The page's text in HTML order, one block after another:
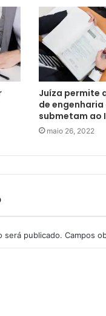
Juíza permite
de engenharia
submetam ao
maio 26, 2022
será publicado. Campos